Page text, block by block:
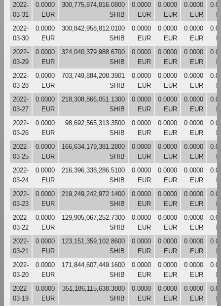
2022-
03-31
0.0000
EUR
300,775,874,816.0800
SHIB
0.0000
EUR
0.0000
EUR
0.0000
EUR
2022-
03-30
0.0000
EUR
300,842,958,812.0100
SHIB
0.0000
EUR
0.0000
EUR
0.0000
EUR
2022-
03-29
0.0000
EUR
324,040,379,988.6700
SHIB
0.0000
EUR
0.0000
EUR
0.0000
EUR
2022-
03-28
0.0000
EUR
703,749,884,208.3901
SHIB
0.0000
EUR
0.0000
EUR
0.0000
EUR
2022-
03-27
0.0000
EUR
218,308,866,051.1300
SHIB
0.0000
EUR
0.0000
EUR
0.0000
EUR
2022-
03-26
0.0000
EUR
98,692,565,313.3500
SHIB
0.0000
EUR
0.0000
EUR
0.0000
EUR
2022-
03-25
0.0000
EUR
166,634,179,381.2800
SHIB
0.0000
EUR
0.0000
EUR
0.0000
EUR
2022-
03-24
0.0000
EUR
216,396,338,286.5100
SHIB
0.0000
EUR
0.0000
EUR
0.0000
EUR
2022-
03-23
0.0000
EUR
219,249,242,972.1400
SHIB
0.0000
EUR
0.0000
EUR
0.0000
EUR
2022-
03-22
0.0000
EUR
129,905,067,252.7300
SHIB
0.0000
EUR
0.0000
EUR
0.0000
EUR
2022-
03-21
0.0000
EUR
123,151,359,102.8600
SHIB
0.0000
EUR
0.0000
EUR
0.0000
EUR
2022-
03-20
0.0000
EUR
171,844,607,449.1600
SHIB
0.0000
EUR
0.0000
EUR
0.0000
EUR
2022-
03-19
0.0000
EUR
351,186,115,638.3800
SHIB
0.0000
EUR
0.0000
EUR
0.0000
EUR